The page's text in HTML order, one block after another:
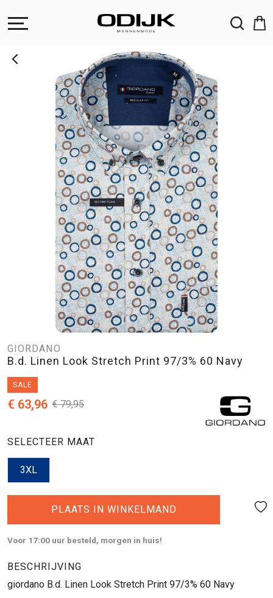
GIORDANO
B.d. Linen Look Stretch Print 97/3% 60 Navy
SALE
€ 79,95
€ 63,96
SELECTEER MAAT
3XL
PLAATS IN WINKELMAND
Voor 17:00 uur besteld, morgen in huis!
BESCHRIJVING
giordano B.d. Linen Look Stretch Print 97/3% 60 Navy